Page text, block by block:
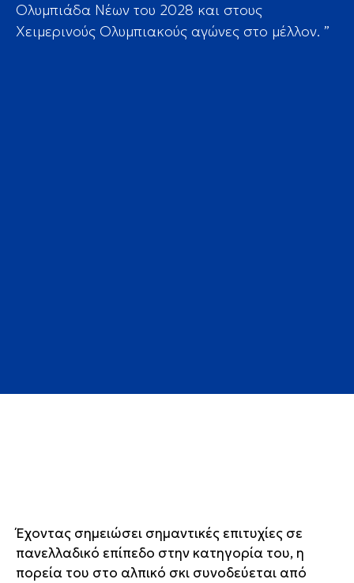
Ολυμπιάδα Nέων του 2028 και στους
Xειμερινούς Ολυμπιακούς αγώνες στο μέλλον. ”
Έχοντας σημειώσει σημαντικές επιτυχίες σε
πανελλαδικό επίπεδο στην κατηγορία του, η
πορεία του στο αλπικό σκι συνοδεύεται από